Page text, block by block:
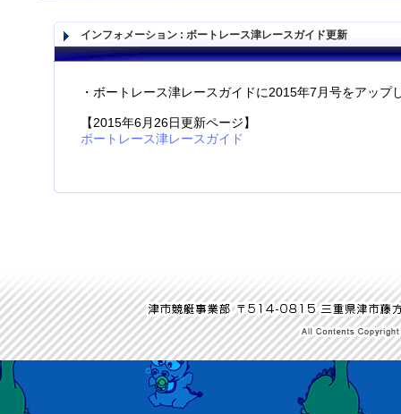
インフォメーション: ボートレース津レースガイド更新
・ボートレース津レースガイドに2015年7月号をアップ
【2015年6月26日更新ページ】
ボートレース津レースガイド